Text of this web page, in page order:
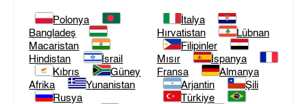
Polonya
Bangladeş
Macaristan
Hindistan
İsrail
Kıbrıs
Güney
Afrika
Yunanistan
Rusya
İtalya
Hırvatistan
Lübnan
Filipinler
Mısır
İspanya
Fransa
Almanya
Arjantin
Şili
Türkiye